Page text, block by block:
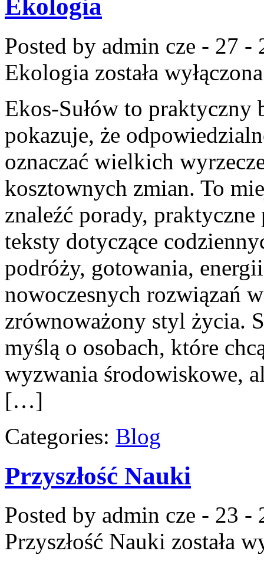
Ekologia
Posted by admin cze - 27 -
Ekologia została wyłączona
Ekos-Sułów to
pokazuje, że
oznaczać wielkich
kosztownych zmian. To
znaleźć porady,
teksty dotyczące
podróży, gotowania,
nowoczesnych rozwiązań
zrównoważony styl życia.
myślą o osobach, które
wyzwania środowiskowe,
[…]
Categories: Blog
Przyszłość Nauki
Posted by admin cze - 23 -
Przyszłość Nauki została